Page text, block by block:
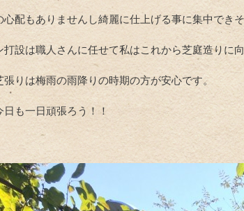
心配もありませんし綺麗に仕上げる事に集中できそ
打設は職人さんに任せて私はこれから芝庭造りに向
張りは梅雨の雨降りの時期の方が安心です。
日も一日頑張ろう！！